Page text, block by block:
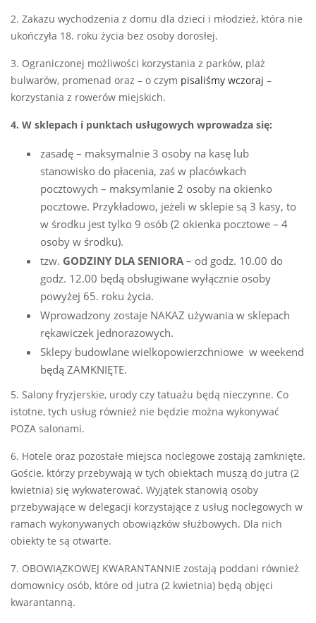
2. Zakazu wychodzenia z domu dla dzieci i młodzież, która nie
ukończyła 18. roku życia bez osoby dorosłej.
3. Ograniczonej możliwości korzystania z parków, plaż
bulwarów, promenad oraz – o czym pisaliśmy wczoraj –
korzystania z rowerów miejskich.
4. W sklepach i punktach usługowych wprowadza się:
zasadę – maksymalnie 3 osoby na kasę lub
stanowisko do płacenia, zaś w placówkach
pocztowych – maksymlanie 2 osoby na okienko
pocztowe. Przykładowo, jeżeli w sklepie są 3 kasy, to
w środku jest tylko 9 osób (2 okienka pocztowe – 4
osoby w środku).
tzw. GODZINY DLA SENIORA– od godz. 10.00 do
godz. 12.00 będą obsługiwane wyłącznie osoby
powyżej 65. roku życia.
Wprowadzony zostaje NAKAZ używania w sklepach
rękawiczek jednorazowych.
Sklepy budowlane wielkopowierzchniowe w weekend
będą ZAMKNIĘTE.
5. Salony fryzjerskie, urody czy tatuażu będą nieczynne. Co
istotne, tych usług również nie będzie można wykonywać
POZA salonami.
6. Hotele oraz pozostałe miejsca noclegowe zostają zamknięte.
Goście, którzy przebywają w tych obiektach muszą do jutra (2
kwietnia) się wykwaterować. Wyjątek stanowią osoby
przebywające w delegacji korzystające z usług noclegowych w
ramach wykonywanych obowiązków służbowych. Dla nich
obiekty te są otwarte.
7. OBOWIĄZKOWEJ KWARANTANNIE zostają poddani również
domownicy osób, które od jutra (2 kwietnia) będą objęci
kwarantanną.